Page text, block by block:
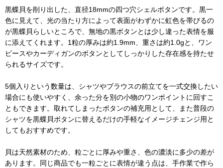
黒蝶貝を削り出した、直径18mmの四つ穴シェルボタンです。黒一
色に見えて、光の当たり方によって表面がわずかに虹色を帯びるの
が黒蝶貝らしいところで、無地の黒ボタンとは少し違った表情を服
に添えてくれます。1粒の厚みは約1.9mm、重さは約1.0gと、ワン
ピースやカーディガンのボタンとしてしっかりした存在感を持たせ
られるサイズです。
5個入りという数量は、シャツやブラウスの前立てを一式交換したい
場合にも使いやすく、余った分を別の小物のワンポイントに回すこ
ともできます。取れてしまったボタンの補充用として、また普段の
シャツを黒蝶貝ボタンに替えるだけの手軽なイメージチェンジ用と
してもおすすめです。
貝は天然素材のため、粒ごとに厚みや重さ、色の濃淡に多少の差が
あります。同じ商品でも一粒ごとに表情が違う点は、手作業で作ら